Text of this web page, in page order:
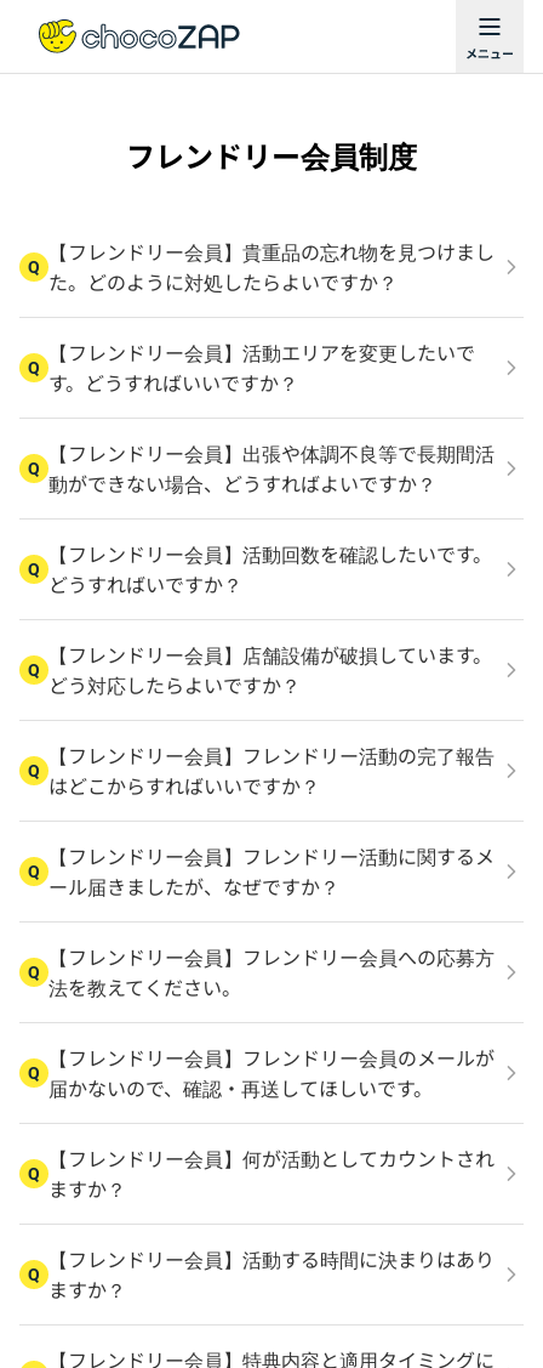
フレンドリー会員制度
Q
【フレンドリー会員】貴重品の忘れ物を見つけまし
た。どのように対処したらよいですか？
Q
【フレンドリー会員】活動エリアを変更したいで
す。どうすればいいですか？
Q
【フレンドリー会員】出張や体調不良等で長期間活
動ができない場合、どうすればよいですか？
Q
【フレンドリー会員】活動回数を確認したいです。
どうすればいですか？
Q
【フレンドリー会員】店舗設備が破損しています。
どう対応したらよいですか？
Q
【フレンドリー会員】フレンドリー活動の完了報告
はどこからすればいいですか？
Q
【フレンドリー会員】フレンドリー活動に関するメ
ール届きましたが、なぜですか？
Q
【フレンドリー会員】フレンドリー会員への応募方
法を教えてください。
Q
【フレンドリー会員】フレンドリー会員のメールが
届かないので、確認・再送してほしいです。
Q
【フレンドリー会員】何が活動としてカウントされ
ますか？
Q
【フレンドリー会員】活動する時間に決まりはあり
ますか？
【フレンドリー会員】特典内容と適用タイミングに